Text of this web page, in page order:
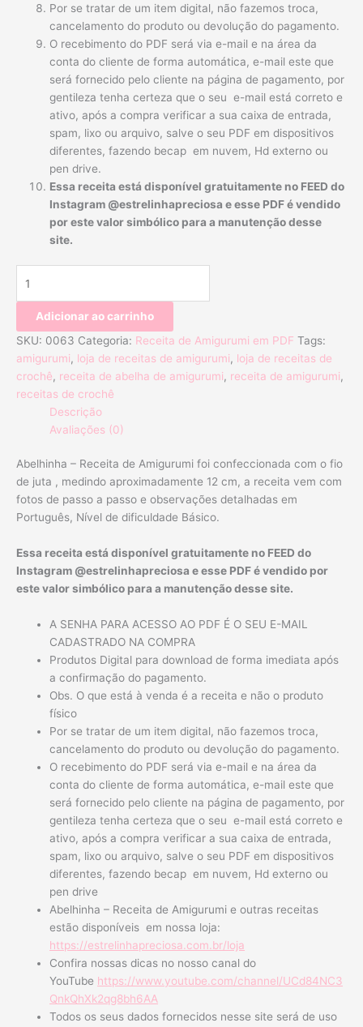
Por se tratar de um item digital, não fazemos troca,
cancelamento do produto ou devolução do pagamento.
O recebimento do PDF será via e-mail e na área da
conta do cliente de forma automática, e-mail este que
será fornecido pelo cliente na página de pagamento, por
gentileza tenha certeza que o seu e-mail está correto e
ativo, após a compra verificar a sua caixa de entrada,
spam, lixo ou arquivo, salve o seu PDF em dispositivos
diferentes, fazendo becap em nuvem, Hd externo ou
pen drive.
Essa receita está disponível gratuitamente no FEED do
Instagram @estrelinhapreciosa e esse PDF é vendido
por este valor simbólico para a manutenção desse
site.
Adicionar ao carrinho
SKU: 0063 Categoria: Receita de Amigurumi em PDF Tags:
amigurumi, loja de receitas de amigurumi, loja de receitas de
crochê, receita de abelha de amigurumi, receita de amigurumi,
receitas de crochê
Descrição
Avaliações (0)
Abelhinha – Receita de Amigurumi foi confeccionada com o fio
de juta , medindo aproximadamente 12 cm, a receita vem com
fotos de passo a passo e observações detalhadas em
Português, Nível de dificuldade Básico.
Essa receita está disponível gratuitamente no FEED do
Instagram @estrelinhapreciosa e esse PDF é vendido por
este valor simbólico para a manutenção desse site.
A SENHA PARA ACESSO AO PDF É O SEU E-MAIL
CADASTRADO NA COMPRA
Produtos Digital para download de forma imediata após
a confirmação do pagamento.
Obs. O que está à venda é a receita e não o produto
físico
Por se tratar de um item digital, não fazemos troca,
cancelamento do produto ou devolução do pagamento.
O recebimento do PDF será via e-mail e na área da
conta do cliente de forma automática, e-mail este que
será fornecido pelo cliente na página de pagamento, por
gentileza tenha certeza que o seu e-mail está correto e
ativo, após a compra verificar a sua caixa de entrada,
spam, lixo ou arquivo, salve o seu PDF em dispositivos
diferentes, fazendo becap em nuvem, Hd externo ou
pen drive
Abelhinha – Receita de Amigurumi e outras receitas
estão disponíveis em nossa loja:
https://estrelinhapreciosa.com.br/loja
Confira nossas dicas no nosso canal do
YouTube https://www.youtube.com/channel/UCd84NC3
QnkQhXk2qg8bh6AA
Todos os seus dados fornecidos nesse site será de uso